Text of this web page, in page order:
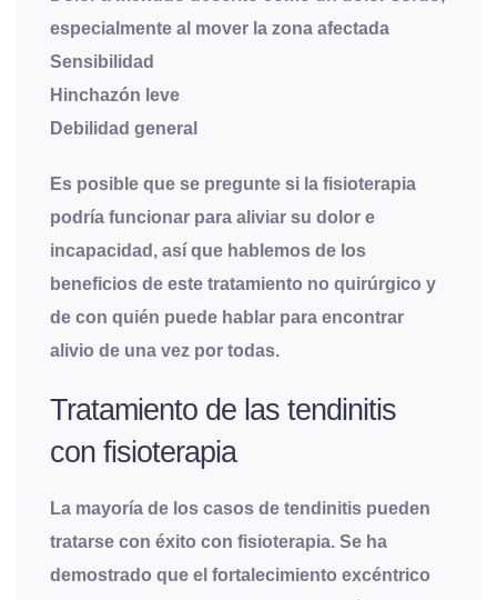
especialmente al mover la zona afectada
Sensibilidad
Hinchazón leve
Debilidad general
Es posible que se pregunte si la fisioterapia
podría funcionar para aliviar su dolor e
incapacidad, así que hablemos de los
beneficios de este tratamiento no quirúrgico y
de con quién puede hablar para encontrar
alivio de una vez por todas.
Tratamiento de las tendinitis
con fisioterapia
La mayoría de los casos de tendinitis pueden
tratarse con éxito con fisioterapia. Se ha
demostrado que el fortalecimiento excéntrico